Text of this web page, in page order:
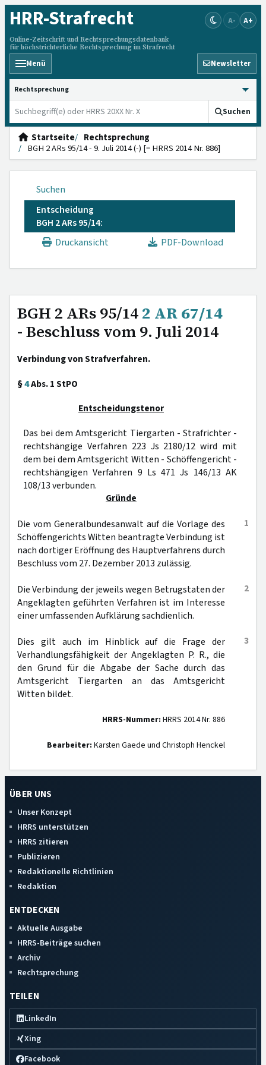
HRR-Strafrecht
Online-Zeitschrift und Rechtsprechungsdatenbank
für höchstrichterliche Rechtsprechung im Strafrecht
A- A+
Menü Newsletter
HRRS durchsuchen
Suchen
Startseite
Rechtsprechung
BGH 2 ARs 95/14 - 9. Juli 2014 (-) [= HRRS 2014 Nr. 886]
Suchen
Entscheidung
BGH 2 ARs 95/14:
Druckansicht
PDF-Download
BGH 2 ARs 95/142 AR 67/14
- Beschluss vom 9. Juli 2014
Verbindung von Strafverfahren.
§4Abs. 1 StPO
Entscheidungstenor
Das bei dem Amtsgericht Tiergarten - Strafrichter -
rechtshängige Verfahren 223 Js 2180/12 wird mit
dem bei dem Amtsgericht Witten - Schöffengericht -
rechtshängigen Verfahren 9 Ls 471 Js 146/13 AK
108/13 verbunden.
Gründe
1
Die vom Generalbundesanwalt auf die Vorlage des
Schöffengerichts Witten beantragte Verbindung ist
nach dortiger Eröffnung des Hauptverfahrens durch
Beschluss vom 27. Dezember 2013 zulässig.
2
Die Verbindung der jeweils wegen Betrugstaten der
Angeklagten geführten Verfahren ist im Interesse
einer umfassenden Aufklärung sachdienlich.
3
Dies gilt auch im Hinblick auf die Frage der
Verhandlungsfähigkeit der Angeklagten P. R., die
den Grund für die Abgabe der Sache durch das
Amtsgericht Tiergarten an das Amtsgericht
Witten bildet.
HRRS-Nummer: HRRS 2014 Nr. 886
Bearbeiter: Karsten Gaede und Christoph Henckel
ÜBER UNS
Unser Konzept
HRRS unterstützen
HRRS zitieren
Publizieren
Redaktionelle Richtlinien
Redaktion
ENTDECKEN
Aktuelle Ausgabe
HRRS-Beiträge suchen
Archiv
Rechtsprechung
TEILEN
LinkedIn
Xing
Facebook